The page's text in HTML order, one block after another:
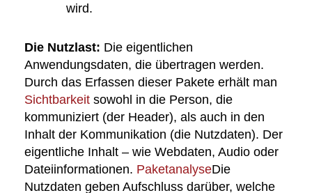
wird.
Die Nutzlast: Die eigentlichen
Anwendungsdaten, die übertragen werden.
Durch das Erfassen dieser Pakete erhält man
Sichtbarkeit sowohl in die Person, die
kommuniziert (der Header), als auch in den
Inhalt der Kommunikation (die Nutzdaten). Der
eigentliche Inhalt – wie Webdaten, Audio oder
Dateiinformationen. PaketanalyseDie
Nutzdaten geben Aufschluss darüber, welche